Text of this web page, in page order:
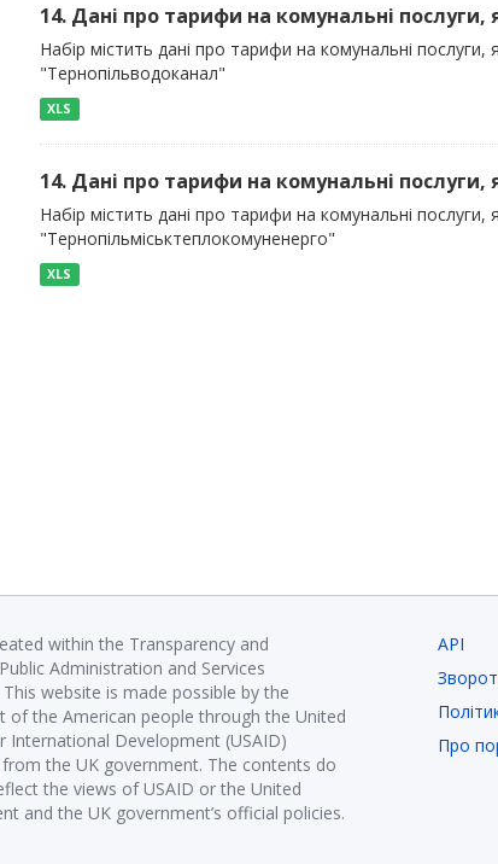
14. Дані про тарифи на комунальні
Набір містить дані про тарифи на комунальні
"Тернопільводоканал"
XLS
14. Дані про тарифи на комунальні
Набір містить дані про тарифи на комунальні
"Тернопільміськтеплокомуненерго"
XLS
within the Transparency and
Administration and Services
website is made possible by the
of the American people through the United
International Development (USAID)
the UK government. The contents do
the views of USAID or the United
and the UK government’s official policies.
API
Про